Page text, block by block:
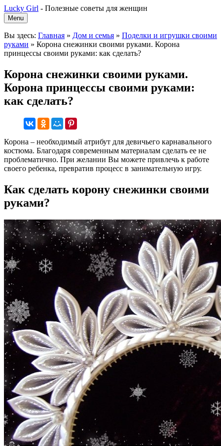
Lucky Girl - Полезные советы для женщин
Menu
Вы здесь: Главная » Дом и семья » Поделки и игрушки своими
руками » Корона снежинки своими руками. Корона
принцессы своими руками: как сделать?
Корона снежинки своими руками.
Корона принцессы своими руками:
как сделать?
Корона – необходимый атрибут для девичьего карнавального
костюма. Благодаря современным материалам сделать ее не
проблематично. При желании Вы можете привлечь к работе
своего ребенка, превратив процесс в занимательную игру.
Как сделать корону снежинки своими
руками?